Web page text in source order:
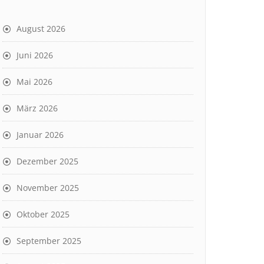
August 2026
Juni 2026
Mai 2026
März 2026
Januar 2026
Dezember 2025
November 2025
Oktober 2025
September 2025